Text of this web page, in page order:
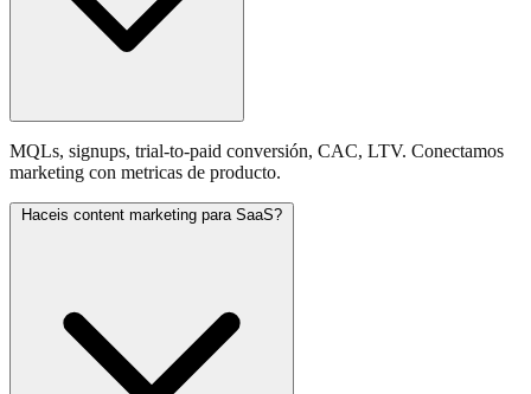
MQLs, signups, trial-to-paid conversión, CAC, LTV. Conectamos
marketing con metricas de producto.
Haceis content marketing para SaaS?